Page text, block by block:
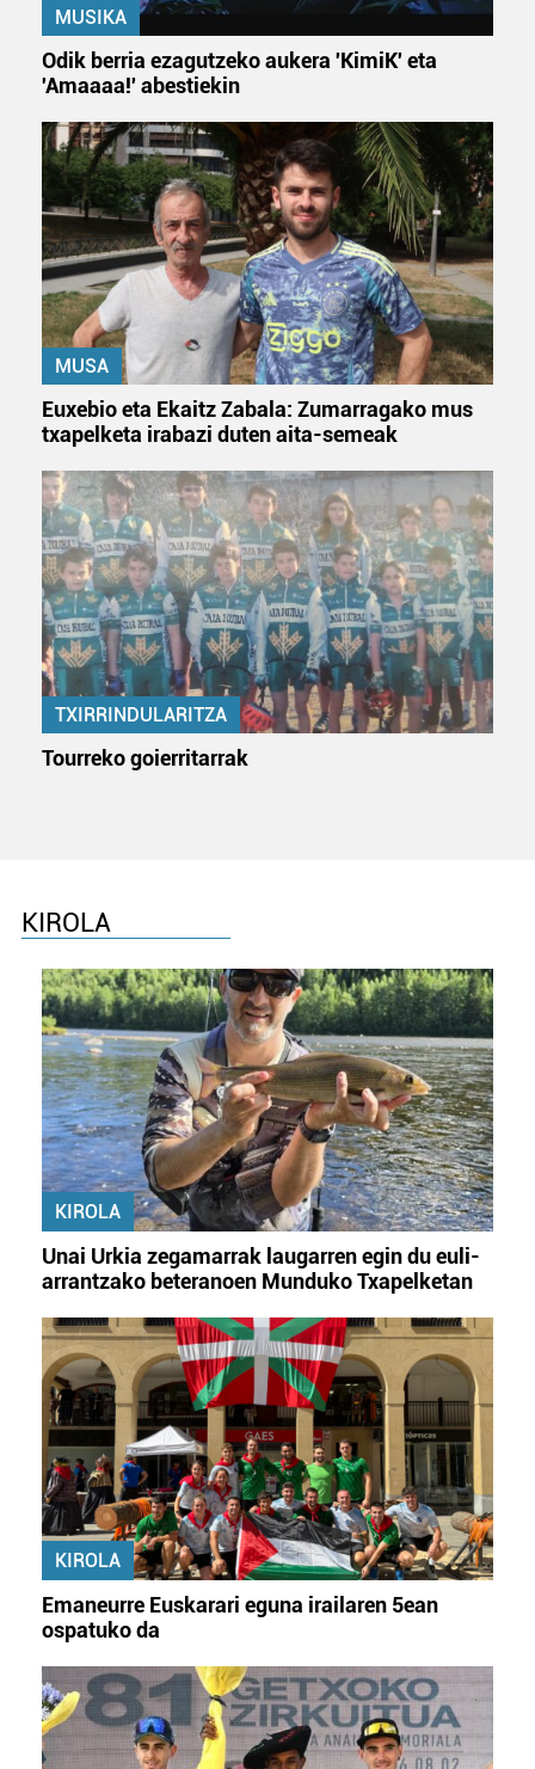
MUSIKA
Odik berria ezagutzeko aukera 'KimiK' eta
'Amaaaa!' abestiekin
MUSA
Euxebio eta Ekaitz Zabala: Zumarragako mus
txapelketa irabazi duten aita-semeak
TXIRRINDULARITZA
Tourreko goierritarrak
KIROLA
KIROLA
Unai Urkia zegamarrak laugarren egin du euli-
arrantzako beteranoen Munduko Txapelketan
KIROLA
Emaneurre Euskarari eguna irailaren 5ean
ospatuko da